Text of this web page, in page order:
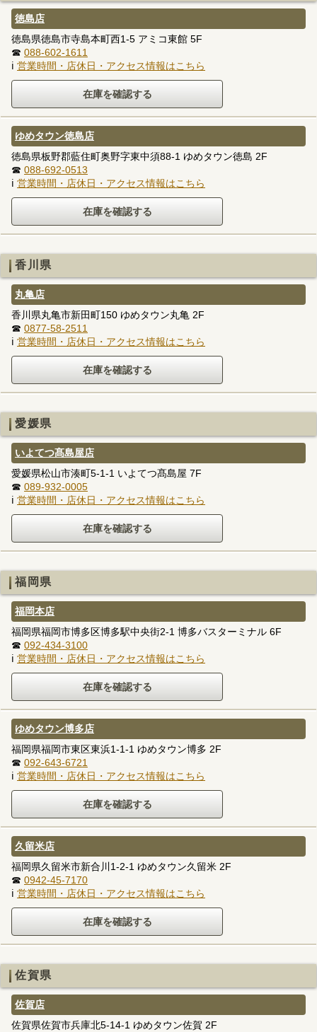
徳島店
徳島県徳島市寺島本町西1-5 アミコ東館 5F
☎ 088-602-1611
ℹ 営業時間・店休日・アクセス情報はこちら
ゆめタウン徳島店
徳島県板野郡藍住町奥野字東中須88-1 ゆめタウン徳島 2F
☎ 088-692-0513
ℹ 営業時間・店休日・アクセス情報はこちら
香川県
丸亀店
香川県丸亀市新田町150 ゆめタウン丸亀 2F
☎ 0877-58-2511
ℹ 営業時間・店休日・アクセス情報はこちら
愛媛県
いよてつ髙島屋店
愛媛県松山市湊町5-1-1 いよてつ髙島屋 7F
☎ 089-932-0005
ℹ 営業時間・店休日・アクセス情報はこちら
福岡県
福岡本店
福岡県福岡市博多区博多駅中央街2-1 博多バスターミナル 6F
☎ 092-434-3100
ℹ 営業時間・店休日・アクセス情報はこちら
ゆめタウン博多店
福岡県福岡市東区東浜1-1-1 ゆめタウン博多 2F
☎ 092-643-6721
ℹ 営業時間・店休日・アクセス情報はこちら
久留米店
福岡県久留米市新合川1-2-1 ゆめタウン久留米 2F
☎ 0942-45-7170
ℹ 営業時間・店休日・アクセス情報はこちら
佐賀県
佐賀店
佐賀県佐賀市兵庫北5-14-1 ゆめタウン佐賀 2F